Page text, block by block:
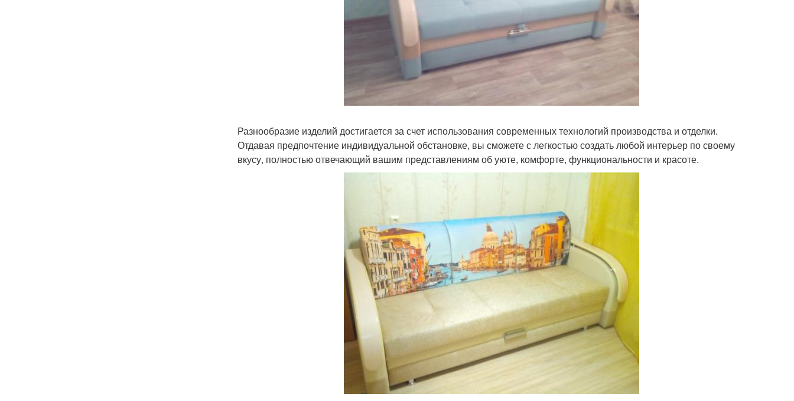
Разнообразие изделий достигается за счет использования современных технологий производства и отделки.
Отдавая предпочтение индивидуальной обстановке, вы сможете с легкостью создать любой интерьер по своему
вкусу, полностью отвечающий вашим представлениям об уюте, комфорте, функциональности и красоте.